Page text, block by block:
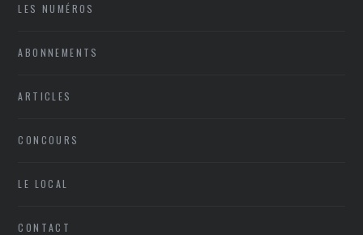
LES NUMÉROS
ABONNEMENTS
ARTICLES
CONCOURS
LE LOCAL
CONTACT